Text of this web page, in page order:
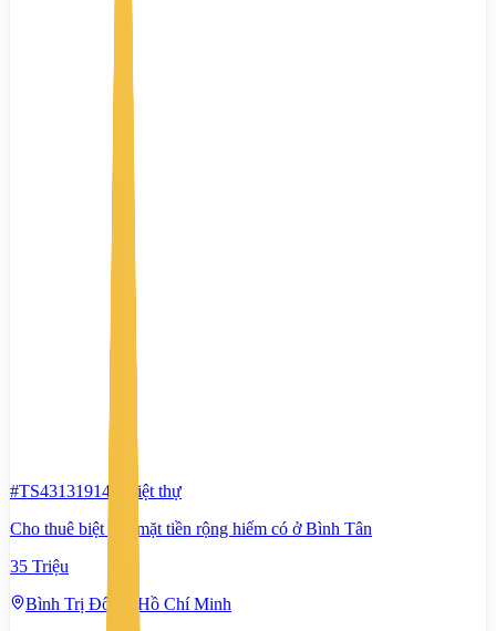
#TS43131914
Biệt thự
Cho thuê biệt thự mặt tiền rộng hiếm có ở Bình Tân
35 Triệu
Bình Trị Đông, Hồ Chí Minh